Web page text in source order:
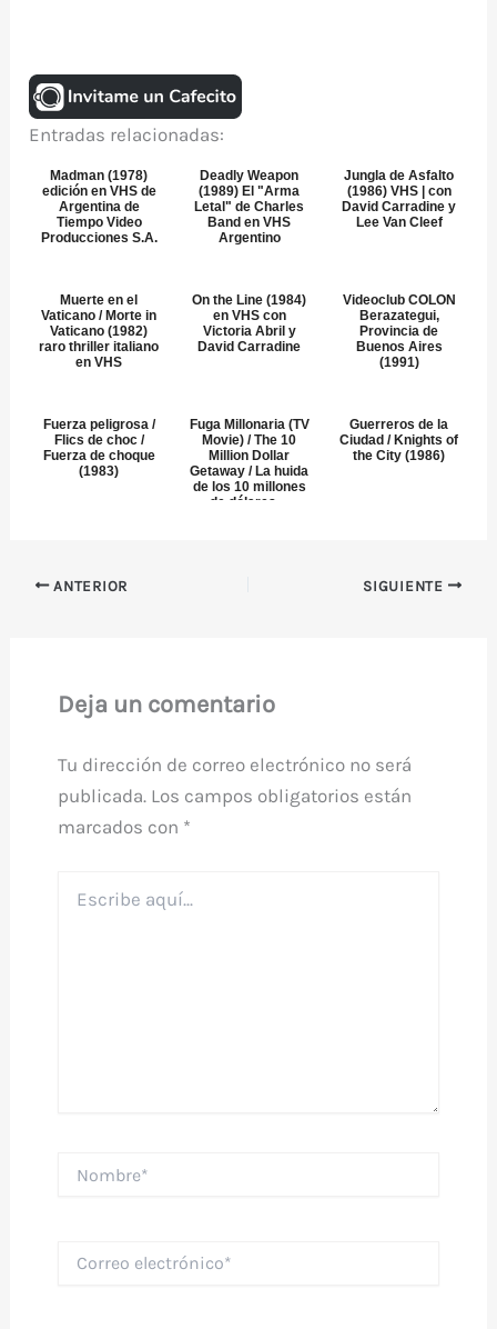
Entradas relacionadas:
Madman (1978)
edición en VHS de
Argentina de
Tiempo Video
Producciones S.A.
Deadly Weapon
(1989) El "Arma
Letal" de Charles
Band en VHS
Argentino
Jungla de Asfalto
(1986) VHS | con
David Carradine y
Lee Van Cleef
Muerte en el
Vaticano / Morte in
Vaticano (1982)
raro thriller italiano
en VHS
On the Line (1984)
en VHS con
Victoria Abril y
David Carradine
Videoclub COLON
Berazategui,
Provincia de
Buenos Aires
(1991)
Fuerza peligrosa /
Flics de choc /
Fuerza de choque
(1983)
Fuga Millonaria (TV
Movie) / The 10
Million Dollar
Getaway / La huida
de los 10 millones
de dólares ...
Guerreros de la
Ciudad / Knights of
the City (1986)
ANTERIOR SIGUIENTE
Deja un comentario
Tu dirección de correo electrónico no será
publicada. Los campos obligatorios están
marcados con *
aquí...
electrónico*